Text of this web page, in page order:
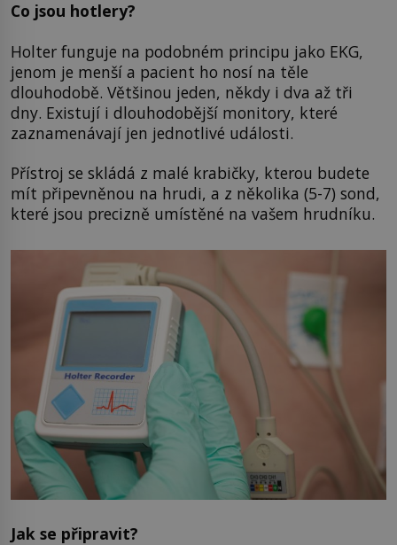
Co jsou hotlery?
Holter funguje na podobném principu jako EKG,
jenom je menší a pacient ho nosí na těle
dlouhodobě. Většinou jeden, někdy i dva až tři
dny. Existují i dlouhodobější monitory, které
zaznamenávají jen jednotlivé události.
Přístroj se skládá z malé krabičky, kterou budete
mít připevněnou na hrudi, a z několika (5-7) sond,
které jsou precizně umístěné na vašem hrudníku.
Jak se připravit?